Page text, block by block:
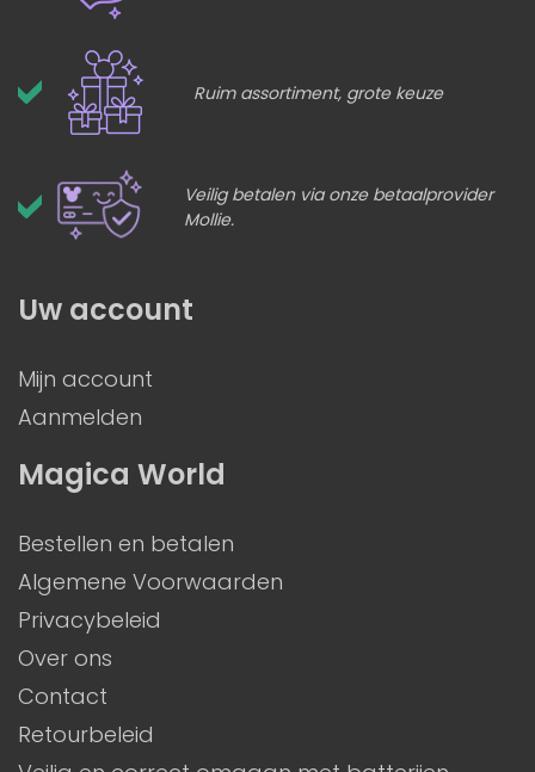
Ruim assortiment, grote keuze
Veilig betalen via onze betaalprovider
Mollie.
Magica World
Bestellen en betalen
Algemene Voorwaarden
Privacybeleid
Over ons
Contact
Retourbeleid
Uw account
Mijn account
Aanmelden